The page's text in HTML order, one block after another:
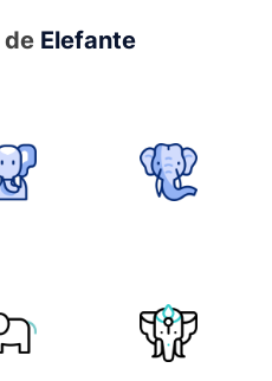
de Elefante